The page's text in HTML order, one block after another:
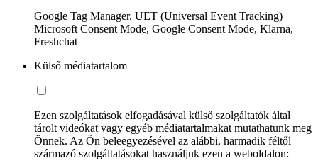
Google Tag Manager, UET (Universal Event Tracking)
Microsoft Consent Mode, Google Consent Mode, Klarna,
Freshchat
Külső médiatartalom
Ezen szolgáltatások elfogadásával külső szolgáltatók által
tárolt videókat vagy egyéb médiatartalmakat mutathatunk meg
Önnek. Az Ön beleegyezésével az alábbi, harmadik féltől
származó szolgáltatásokat használjuk ezen a weboldalon: